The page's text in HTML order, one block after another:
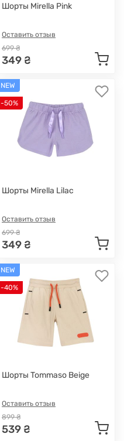
Шорты Mirella Pink
Оставить отзыв
699 ₴
349 ₴
NEW
-50%
Шорты Mirella Lilac
Оставить отзыв
699 ₴
349 ₴
NEW
-40%
Шорты Tommaso Beige
Оставить отзыв
899 ₴
539 ₴